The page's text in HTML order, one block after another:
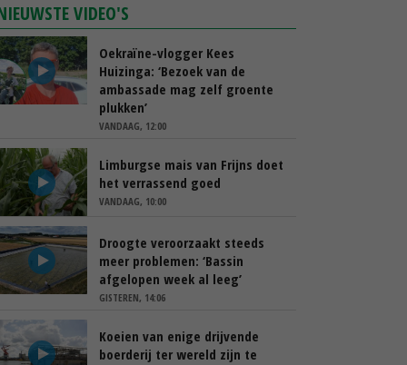
VIDEO'S
Oekraïne-vlogger Kees
Huizinga: ‘Bezoek van de
ambassade mag zelf groente
plukken’
VANDAAG, 12:00
Limburgse mais van Frijns doet
het verrassend goed
VANDAAG, 10:00
Droogte veroorzaakt steeds
meer problemen: ‘Bassin
afgelopen week al leeg’
GISTEREN, 14:06
Koeien van enige drijvende
boerderij ter wereld zijn te